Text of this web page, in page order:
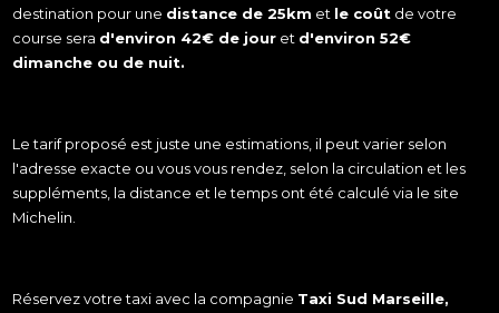
destination pour une distance de 25km et le coût de votre
course sera d'environ 42€ de jour et d'environ 52€
dimanche ou de nuit.
Le tarif proposé est juste une estimations, il peut varier selon
l'adresse exacte ou vous vous rendez, selon la circulation et les
suppléments, la distance et le temps ont été calculé via le site
Michelin.
Réservez votre taxi avec la compagnie Taxi Sud Marseille,